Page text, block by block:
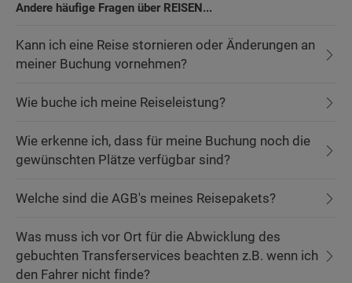
Andere häufige Fragen über REISEN...
Kann ich eine Reise stornieren oder Änderungen an
meiner Buchung vornehmen?
Wie buche ich meine Reiseleistung?
Wie erkenne ich, dass für meine Buchung noch die
gewünschten Plätze verfügbar sind?
Welche sind die AGB's meines Reisepakets?
Was muss ich vor Ort für die Abwicklung des
gebuchten Transferservices beachten z.B. wenn ich
den Fahrer nicht finde?